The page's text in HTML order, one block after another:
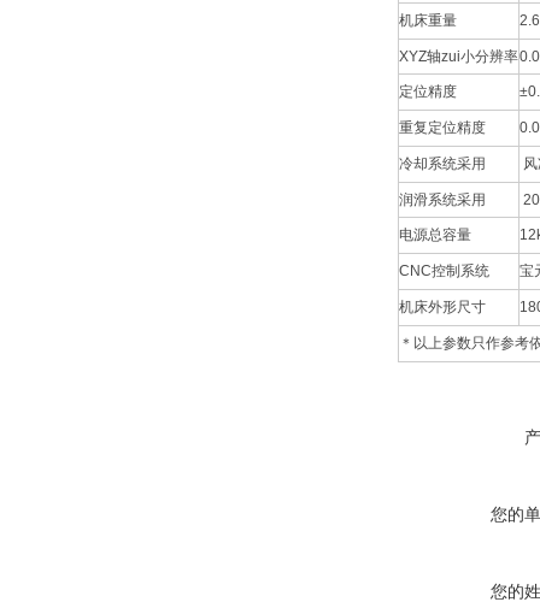
机床重量
XYZ轴zui小分辨率
定位精度
重复定位精度
冷却系统采用
润滑系统采用
电源总容量
CNC控制系统 宝
机床外形尺寸
＊以上参数只作参考
您的
您的